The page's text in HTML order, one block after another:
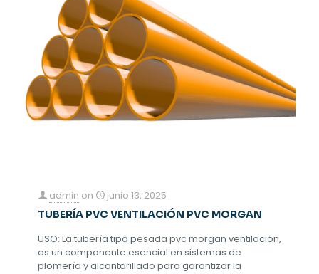
admin on junio 13, 2025
TUBERÍA PVC VENTILACIÓN PVC MORGAN
USO: La tubería tipo pesada pvc morgan ventilación,
es un componente esencial en sistemas de
plomería y alcantarillado para garantizar la